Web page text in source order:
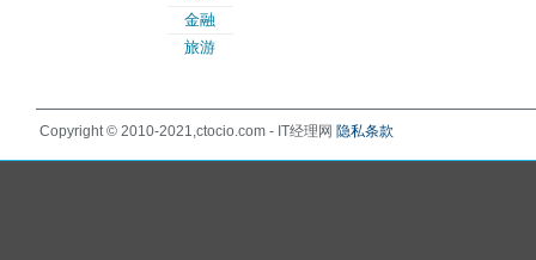
金融
旅游
Copyright © 2010-2021,ctocio.com - IT经理网 隐私条款